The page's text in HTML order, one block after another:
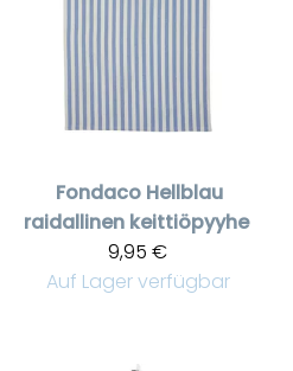
Fondaco Hellblau
raidallinen keittiöpyyhe
9,95 €
Auf Lager verfügbar